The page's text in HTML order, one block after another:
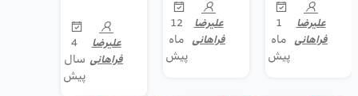
علیرضا
فراهانی
1
ماه
پیش
علیرضا
فراهانی
12
ماه
پیش
علیرضا
فراهانی
4
سال
پیش